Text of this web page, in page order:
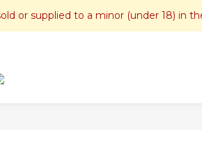
or supplied to a minor (under 18) in